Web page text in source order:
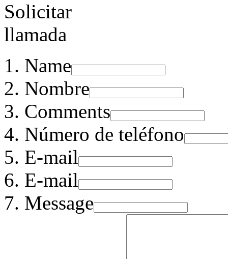
Solicitar
llamada
Name
Nombre
Comments
Número de teléfono
E-mail
E-mail
Message